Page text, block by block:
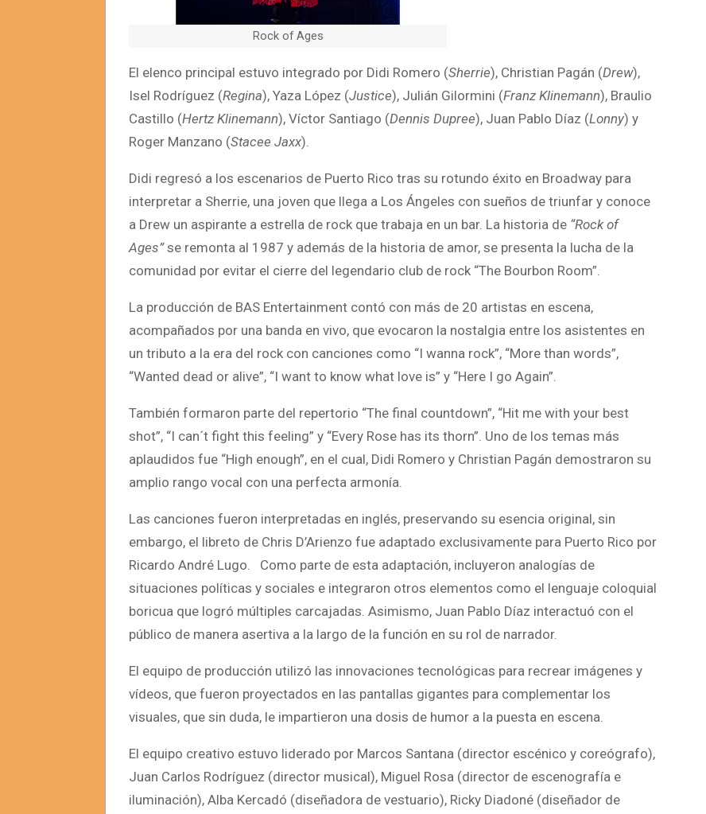
Rock of Ages
El elenco principal estuvo integrado por Didi Romero (Sherrie), Christian Pagán (Drew),
Isel Rodríguez (Regina), Yaza López (Justice), Julián Gilormini (Franz Klinemann), Braulio
Castillo (Hertz Klinemann), Víctor Santiago (Dennis Dupree), Juan Pablo Díaz (Lonny) y
Roger Manzano (Stacee Jaxx).
Didi regresó a los escenarios de Puerto Rico tras su rotundo éxito en Broadway para
interpretar a Sherrie, una joven que llega a Los Ángeles con sueños de triunfar y conoce
a Drew un aspirante a estrella de rock que trabaja en un bar. La historia de “Rock of
Ages”se remonta al 1987 y además de la historia de amor, se presenta la lucha de la
comunidad por evitar el cierre del legendario club de rock “The Bourbon Room”.
La producción de BAS Entertainment contó con más de 20 artistas en escena,
acompañados por una banda en vivo, que evocaron la nostalgia entre los asistentes en
un tributo a la era del rock con canciones como “I wanna rock”, “More than words”,
“Wanted dead or alive”, “I want to know what love is” y “Here I go Again”.
También formaron parte del repertorio “The final countdown”, “Hit me with your best
shot”, “I can´t fight this feeling” y “Every Rose has its thorn”. Uno de los temas más
aplaudidos fue “High enough”, en el cual, Didi Romero y Christian Pagán demostraron su
amplio rango vocal con una perfecta armonía.
Las canciones fueron interpretadas en inglés, preservando su esencia original, sin
embargo, el libreto de Chris D’Arienzo fue adaptado exclusivamente para Puerto Rico por
Ricardo André Lugo. Como parte de esta adaptación, incluyeron analogías de
situaciones políticas y sociales e integraron otros elementos como el lenguaje coloquial
boricua que logró múltiples carcajadas. Asimismo, Juan Pablo Díaz interactuó con el
público de manera asertiva a la largo de la función en su rol de narrador.
El equipo de producción utilizó las innovaciones tecnológicas para recrear imágenes y
vídeos, que fueron proyectados en las pantallas gigantes para complementar los
visuales, que sin duda, le impartieron una dosis de humor a la puesta en escena.
El equipo creativo estuvo liderado por Marcos Santana (director escénico y coreógrafo),
Juan Carlos Rodríguez (director musical), Miguel Rosa (director de escenografía e
iluminación), Alba Kercadó (diseñadora de vestuario), Ricky Diadoné (diseñador de